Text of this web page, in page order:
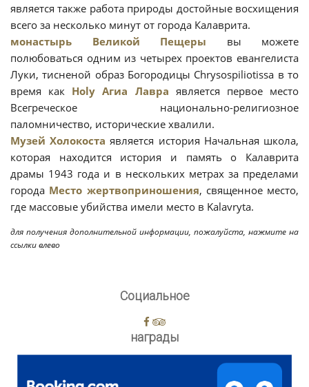
является также работа природы достойные восхищения
всего за несколько минут от города Калаврита.
монастырь Великой Пещеры вы можете
полюбоваться одним из четырех проектов евангелиста
Луки, тисненой образ Богородицы Chrysospiliotissa в то
время как Holy Агиа Лавра является первое место
Всегреческое национально-религиозное
паломничество, исторические хвалили.
Музей Холокоста является история Начальная школа,
которая находится история и память о Калаврита
драмы 1943 года и в нескольких метрах за пределами
города Место жертвоприношения, священное место,
где массовые убийства имели место в Kalavryta.
для получения дополнительной информации, пожалуйста, нажмите на
ссылки влево
Социальное
награды